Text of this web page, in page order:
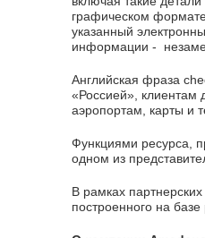
графическом
указанный
информации -
Английская фраза
«Россией», клиентам
аэропортам, карты и
Функциями ресурса,
одном из
В рамках
построенного на